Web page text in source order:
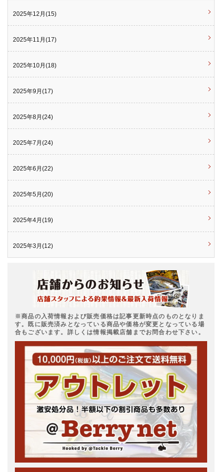
2025年12月(15)
2025年11月(17)
2025年10月(18)
2025年9月(17)
2025年8月(24)
2025年7月(24)
2025年6月(22)
2025年5月(20)
2025年4月(19)
2025年3月(12)
※商品の入荷情報および販売価格は記事更新時点のものとなりま
す。既に販売済みとなっている商品や価格が変更となっている場
合もございます。詳しくは情報掲載店舗までお問合わせ下さい。